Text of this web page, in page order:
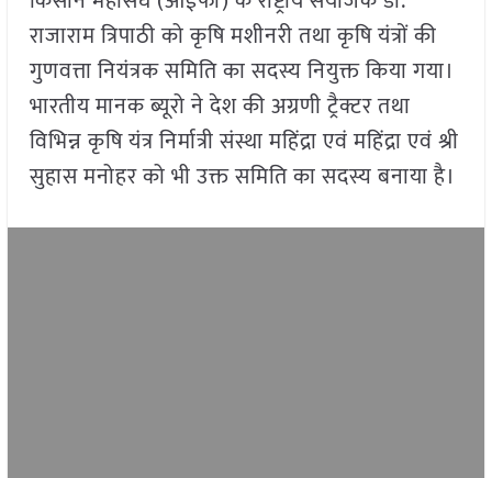
राजाराम त्रिपाठी को कृषि मशीनरी तथा कृषि यंत्रों की
गुणवत्ता नियंत्रक समिति का सदस्य नियुक्त किया गया।
भारतीय मानक ब्यूरो ने देश की अग्रणी ट्रैक्टर तथा
विभिन्न कृषि यंत्र निर्मात्री संस्था महिंद्रा एवं महिंद्रा एवं श्री
सुहास मनोहर को भी उक्त समिति का सदस्य बनाया है।